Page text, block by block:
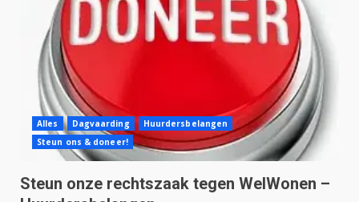
Alles Dagvaarding
Huurdersbelangen
Steun ons & doneer!
Steun onze rechtszaak tegen WelWonen –